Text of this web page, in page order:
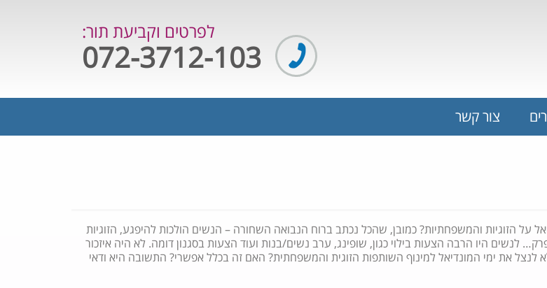
לפרטים וקביעת תור:
צור קשר
הזוגיות והמשפחתיות? כמובן, שהכל נכתב ברוח הנבואה השחורה – הנשים הולכות להיפגע, הזוגיות
לנשים היו הרבה הצעות בילוי כגון, שופינג, ערב נשים/בנות ועוד הצעות בסגנון דומה. לא היה איזכור
לא לנצל את ימי המונדיאל למינוף השותפות הזוגית והמשפחתית? האם זה בכלל אפשרי? התשובה היא ודאי